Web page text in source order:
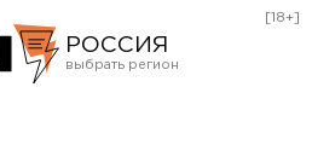
РОССИЯ
[18+]